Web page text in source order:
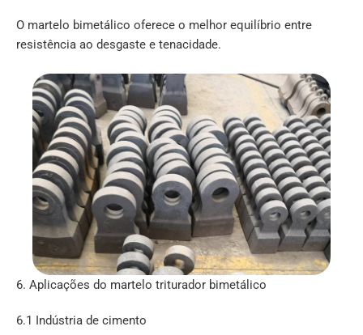
O martelo bimetálico oferece o melhor equilíbrio entre
resistência ao desgaste e tenacidade.
6. Aplicações do martelo triturador bimetálico
6.1 Indústria de cimento